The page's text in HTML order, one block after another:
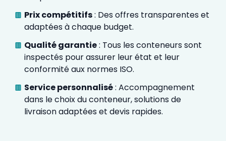
Prix compétitifs: Des offres transparentes et
adaptées à chaque budget.
Qualité garantie: Tous les conteneurs sont
inspectés pour assurer leur état et leur
conformité aux normes ISO.
Service personnalisé: Accompagnement
dans le choix du conteneur, solutions de
livraison adaptées et devis rapides.